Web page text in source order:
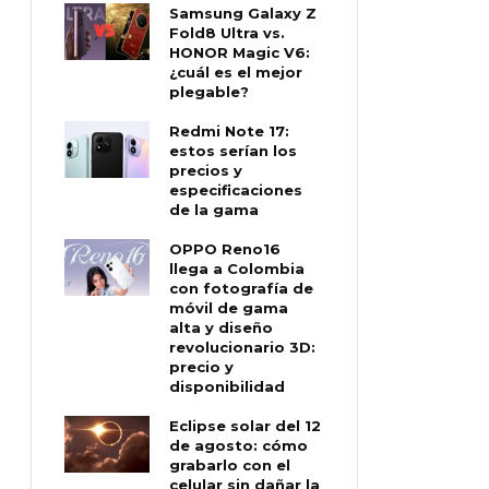
Samsung Galaxy Z
Fold8 Ultra vs.
HONOR Magic V6:
¿cuál es el mejor
plegable?
Redmi Note 17:
estos serían los
precios y
especificaciones
de la gama
OPPO Reno16
llega a Colombia
con fotografía de
móvil de gama
alta y diseño
revolucionario 3D:
precio y
disponibilidad
Eclipse solar del 12
de agosto: cómo
grabarlo con el
celular sin dañar la